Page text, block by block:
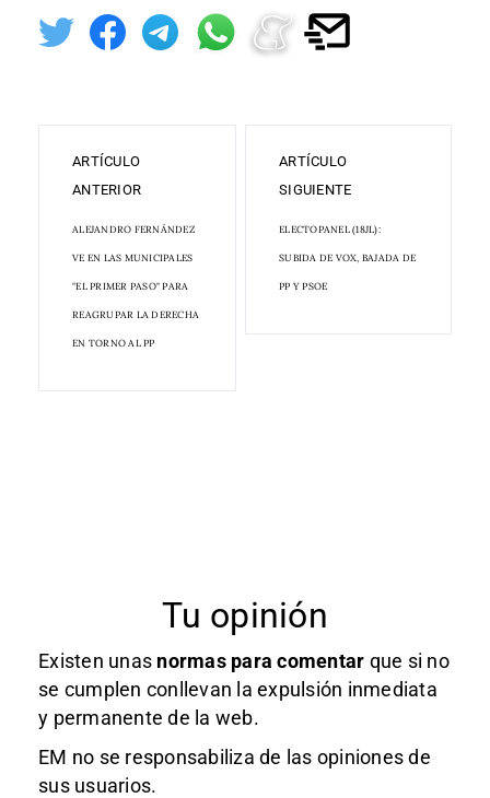
ARTÍCULO
ANTERIOR
ALEJANDRO FERNÁNDEZ
VE EN LAS MUNICIPALES
"EL PRIMER PASO" PARA
REAGRUPAR LA DERECHA
EN TORNO AL PP
ARTÍCULO
SIGUIENTE
ELECTOPANEL (18JL):
SUBIDA DE VOX, BAJADA DE
PP Y PSOE
Tu opinión
Existen unas normas para comentar que si no
se cumplen conllevan la expulsión inmediata
y permanente de la web.
EM no se responsabiliza de las opiniones de
sus usuarios.